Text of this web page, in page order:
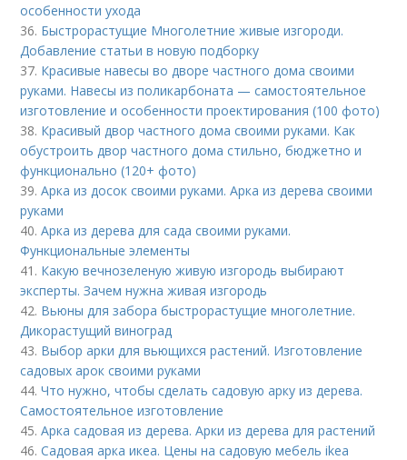
особенности ухода
36. Быстрорастущие Многолетние живые изгороди.
Добавление статьи в новую подборку
37. Красивые навесы во дворе частного дома своими
руками. Навесы из поликарбоната — самостоятельное
изготовление и особенности проектирования (100 фото)
38. Красивый двор частного дома своими руками. Как
обустроить двор частного дома стильно, бюджетно и
функционально (120+ фото)
39.Арка из досок своими руками. Арка из дерева своими
руками
40.Арка из дерева для сада своими руками.
Функциональные элементы
41. Какую вечнозеленую живую изгородь выбирают
эксперты. Зачем нужна живая изгородь
42. Вьюны для забора быстрорастущие многолетние.
Дикорастущий виноград
43. Выбор арки для вьющихся растений. Изготовление
садовых арок своими руками
44.Что нужно, чтобы сделать садовую арку из дерева.
Самостоятельное изготовление
45.Арка садовая из дерева. Арки из дерева для растений
46.Садовая арка икеа. Цены на садовую мебель ikea